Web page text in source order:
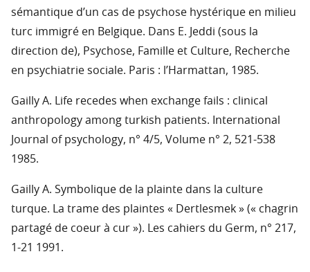
sémantique d’un cas de psychose hystérique en milieu
turc immigré en Belgique. Dans E. Jeddi (sous la
direction de), Psychose, Famille et Culture, Recherche
en psychiatrie sociale. Paris : l’Harmattan, 1985.
Gailly A. Life recedes when exchange fails : clinical
anthropology among turkish patients. International
Journal of psychology, n° 4/5, Volume n° 2, 521-538
1985.
Gailly A. Symbolique de la plainte dans la culture
turque. La trame des plaintes « Dertlesmek » (« chagrin
partagé de coeur à cur »). Les cahiers du Germ, n° 217,
1-21 1991.